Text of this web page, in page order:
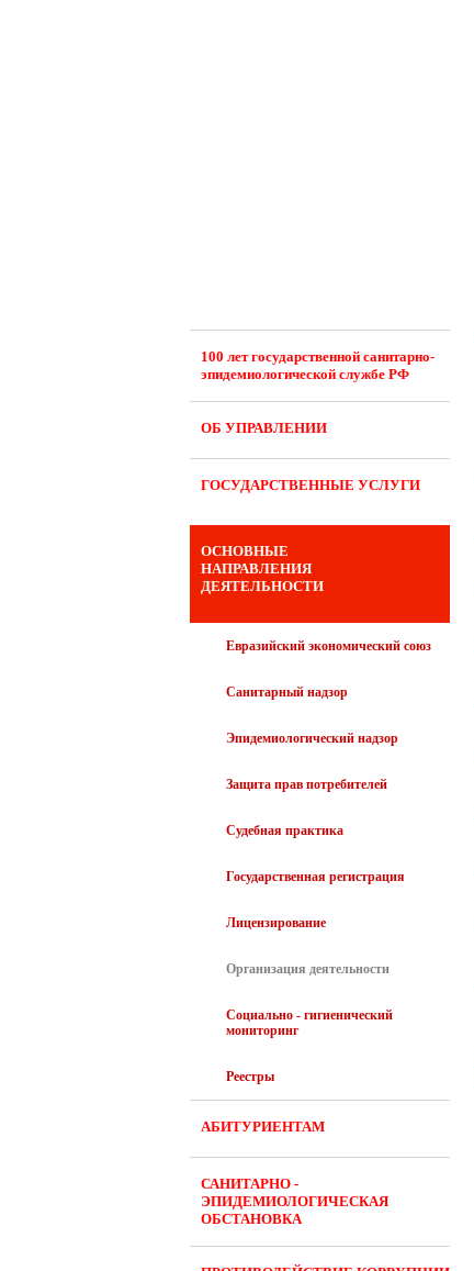
100 лет государственной санитарно-
эпидемиологической службе РФ
ОБ УПРАВЛЕНИИ
ГОСУДАРСТВЕННЫЕ УСЛУГИ
ОСНОВНЫЕ
НАПРАВЛЕНИЯ
ДЕЯТЕЛЬНОСТИ
Евразийский экономический союз
Санитарный надзор
Эпидемиологический надзор
Защита прав потребителей
Судебная практика
Государственная регистрация
Лицензирование
Организация деятельности
Социально - гигиенический
мониторинг
Реестры
АБИТУРИЕНТАМ
САНИТАРНО -
ЭПИДЕМИОЛОГИЧЕСКАЯ
ОБСТАНОВКА